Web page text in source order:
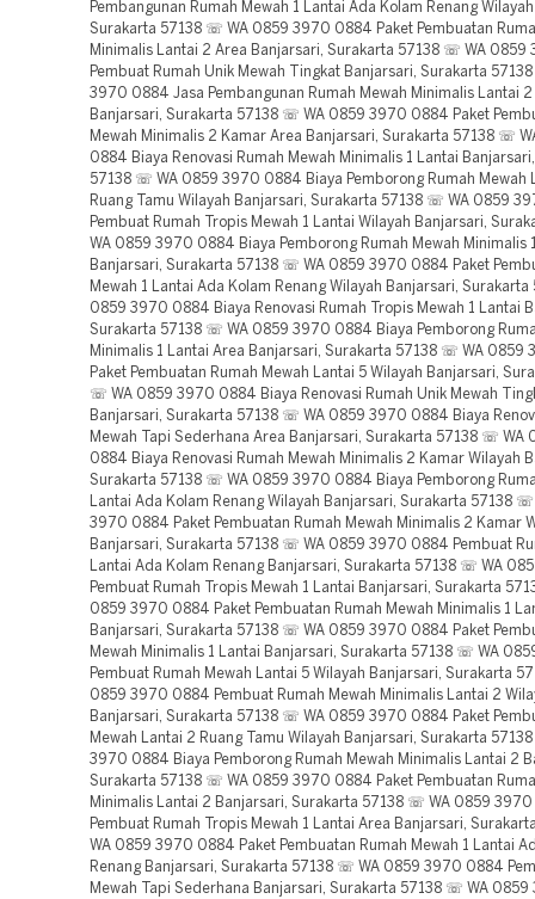
Pembangunan Rumah Mewah 1 Lantai Ada Kolam Renang
Surakarta 57138 ☏ WA 0859 3970 0884 Paket Pembuatan
Minimalis Lantai 2 Area Banjarsari, Surakarta 57138 ☏ WA
Pembuat Rumah Unik Mewah Tingkat Banjarsari, Surakarta
3970 0884 Jasa Pembangunan Rumah Mewah Minimalis Lantai 2
Banjarsari, Surakarta 57138 ☏ WA 0859 3970 0884 Paket
Mewah Minimalis 2 Kamar Area Banjarsari, Surakarta 57138 ☏
0884 Biaya Renovasi Rumah Mewah Minimalis 1 Lantai
57138 ☏ WA 0859 3970 0884 Biaya Pemborong Rumah Mewah
Ruang Tamu Wilayah Banjarsari, Surakarta 57138 ☏ WA 0859
Pembuat Rumah Tropis Mewah 1 Lantai Wilayah Banjarsari,
WA 0859 3970 0884 Biaya Pemborong Rumah Mewah Minimalis
Banjarsari, Surakarta 57138 ☏ WA 0859 3970 0884 Paket
Mewah 1 Lantai Ada Kolam Renang Wilayah Banjarsari,
0859 3970 0884 Biaya Renovasi Rumah Tropis Mewah 1 Lantai
Surakarta 57138 ☏ WA 0859 3970 0884 Biaya Pemborong
Minimalis 1 Lantai Area Banjarsari, Surakarta 57138 ☏ WA 0859
Paket Pembuatan Rumah Mewah Lantai 5 Wilayah Banjarsari,
☏ WA 0859 3970 0884 Biaya Renovasi Rumah Unik Mewah
Banjarsari, Surakarta 57138 ☏ WA 0859 3970 0884 Biaya
Mewah Tapi Sederhana Area Banjarsari, Surakarta 57138 ☏ WA
0884 Biaya Renovasi Rumah Mewah Minimalis 2 Kamar Wilayah
Surakarta 57138 ☏ WA 0859 3970 0884 Biaya Pemborong
Lantai Ada Kolam Renang Wilayah Banjarsari, Surakarta 57138
3970 0884 Paket Pembuatan Rumah Mewah Minimalis 2 Kamar
Banjarsari, Surakarta 57138 ☏ WA 0859 3970 0884 Pembuat
Lantai Ada Kolam Renang Banjarsari, Surakarta 57138 ☏ WA
Pembuat Rumah Tropis Mewah 1 Lantai Banjarsari, Surakarta
0859 3970 0884 Paket Pembuatan Rumah Mewah Minimalis 1
Banjarsari, Surakarta 57138 ☏ WA 0859 3970 0884 Paket
Mewah Minimalis 1 Lantai Banjarsari, Surakarta 57138 ☏ WA
Pembuat Rumah Mewah Lantai 5 Wilayah Banjarsari, Surakarta
0859 3970 0884 Pembuat Rumah Mewah Minimalis Lantai 2
Banjarsari, Surakarta 57138 ☏ WA 0859 3970 0884 Paket
Mewah Lantai 2 Ruang Tamu Wilayah Banjarsari, Surakarta
3970 0884 Biaya Pemborong Rumah Mewah Minimalis Lantai 2
Surakarta 57138 ☏ WA 0859 3970 0884 Paket Pembuatan
Minimalis Lantai 2 Banjarsari, Surakarta 57138 ☏ WA 0859
Pembuat Rumah Tropis Mewah 1 Lantai Area Banjarsari,
WA 0859 3970 0884 Paket Pembuatan Rumah Mewah 1 Lantai
Renang Banjarsari, Surakarta 57138 ☏ WA 0859 3970 0884
Mewah Tapi Sederhana Banjarsari, Surakarta 57138 ☏ WA